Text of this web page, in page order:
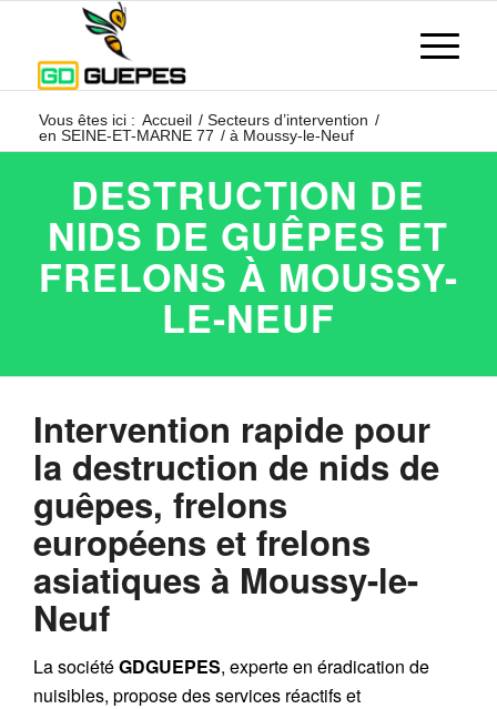
Vous êtes ici : Accueil / Secteurs d’intervention /
en SEINE-ET-MARNE 77 / à Moussy-le-Neuf
DESTRUCTION DE
NIDS DE GUÊPES ET
FRELONS À MOUSSY-
LE-NEUF
Intervention rapide pour
la destruction de nids de
guêpes, frelons
européens et frelons
asiatiques à Moussy-le-
Neuf
La sociétéGDGUEPES, experte en éradication de
nuisibles, propose des services réactifs et